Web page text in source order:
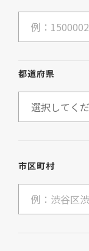
都道府県
市区町村